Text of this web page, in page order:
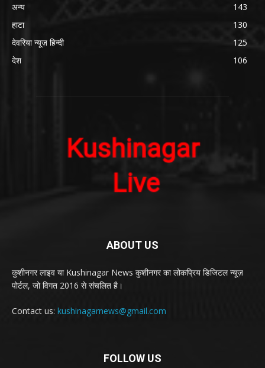
अन्य
143
हाटा
130
देवरिया न्यूज़ हिन्दी
125
देश
106
ABOUT US
कुशीनगर लाइव या Kushinagar News कुशीनगर का लोकप्रिय डिजिटल न्यूज़
पोर्टल, जो विगत 2016 से संचलित है।
Contact us: kushinagarnews@gmail.com
FOLLOW US